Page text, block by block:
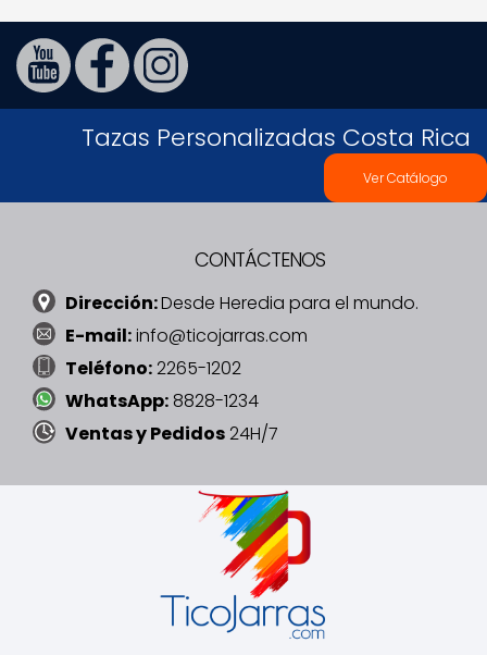
Tazas Personalizadas Costa Rica
Ver Catálogo
CONTÁCTENOS
Dirección:Desde Heredia para el mundo.
E-mail:info@ticojarras.com
Teléfono:2265-1202
WhatsApp:8828-1234
Ventas y Pedidos24H/7